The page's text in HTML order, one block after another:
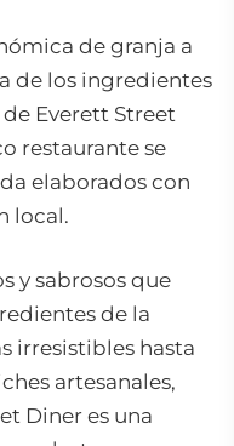
de granja a
de los ingredientes
Everett Street
restaurante se
elaborados con
local.
y sabrosos que
de la
irresistibles hasta
artesanales,
Diner es una